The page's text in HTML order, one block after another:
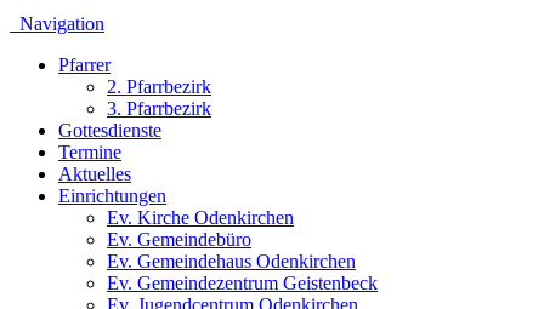
Navigation
Pfarrer
2. Pfarrbezirk
3. Pfarrbezirk
Gottesdienste
Termine
Aktuelles
Einrichtungen
Ev. Kirche Odenkirchen
Ev. Gemeindebüro
Ev. Gemeindehaus Odenkirchen
Ev. Gemeindezentrum Geistenbeck
Ev. Jugendcentrum Odenkirchen